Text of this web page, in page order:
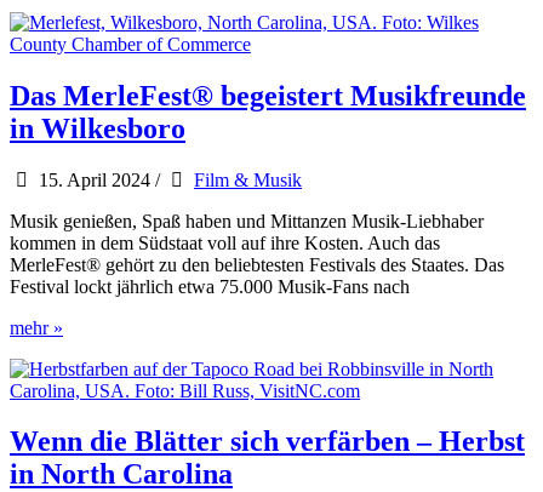
Reiseführer
von
Das MerleFest® begeistert Musikfreunde
in Wilkesboro
15. April 2024 /
Film & Musik
Musik genießen, Spaß haben und Mittanzen Musik-Liebhaber
kommen in dem Südstaat voll auf ihre Kosten. Auch das
MerleFest® gehört zu den beliebtesten Festivals des Staates. Das
Festival lockt jährlich etwa 75.000 Musik-Fans nach
Das
begeistert
Musikfreunde
Wilkesboro
mehr »
Wenn die Blätter sich verfärben – Herbst
in North Carolina